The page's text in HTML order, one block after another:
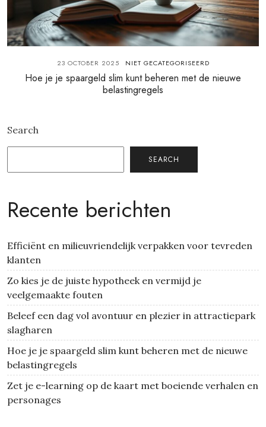
23 OCTOBER 2025 NIET GECATEGORISEERD
Hoe je je spaargeld slim kunt beheren met de nieuwe
belastingregels
Search
SEARCH
Recente berichten
Efficiënt en milieuvriendelijk verpakken voor tevreden
klanten
Zo kies je de juiste hypotheek en vermijd je
veelgemaakte fouten
Beleef een dag vol avontuur en plezier in attractiepark
slagharen
Hoe je je spaargeld slim kunt beheren met de nieuwe
belastingregels
Zet je e-learning op de kaart met boeiende verhalen en
personages